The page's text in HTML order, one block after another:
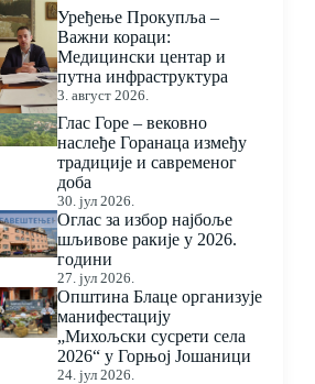
Уређење Прокупља –
Важни кораци:
Медицински центар и
путна инфраструктура
3. август 2026.
Глас Горе – вековно
наслеђе Горанаца између
традиције и савременог
доба
30. јул 2026.
Оглас за избор најбоље
шљивове ракије у 2026.
години
27. јул 2026.
Општина Блаце организује
манифестацију
„Михољски сусрети села
2026“ у Горњој Јошаници
24. јул 2026.